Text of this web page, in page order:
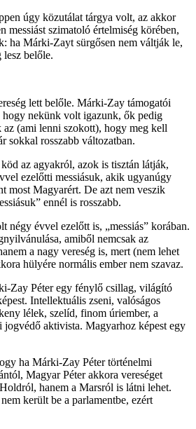
úgy közutálat tárgya volt, az akkor
messiást szimatoló értelmiség körében,
ha Márki-Zayt sürgősen nem váltják le,
lesz belőle.
lett belőle. Márki-Zay támogatói
hogy nekünk volt igazunk, ők pedig
az (ami lenni szokott), hogy meg kell
sokkal rosszabb változatban.
az agyakról, azok is tisztán látják,
ezelőtti messiásuk, akik ugyanúgy
most Magyarért. De azt nem veszik
ennél is rosszabb.
évvel ezelőtt is, „messiás” korában.
amiből nemcsak az
a nagy vereség is, mert (nem lehet
hülyére normális ember nem szavaz.
Zay Péter egy fénylő csillag, világító
Intellektuális zseni, valóságos
lélek, szelíd, finom úriember, a
jogvédő aktivista. Magyarhoz képest egy
ha Márki-Zay Péter történelmi
Magyar Péter akkora vereséget
hanem a Marsról is látni lehet.
került be a parlamentbe, ezért